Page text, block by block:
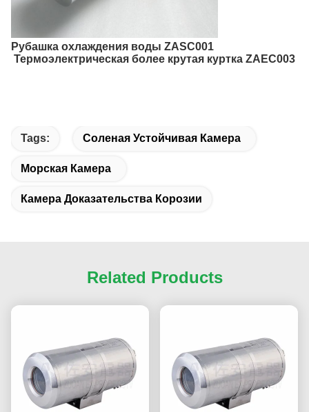
Рубашка охлаждения воды ZASC001
Термоэлектрическая более крутая куртка ZAEC003
Tags: Соленая Устойчивая Камера
Морская Камера
Камера Доказательства Корозии
Related Products